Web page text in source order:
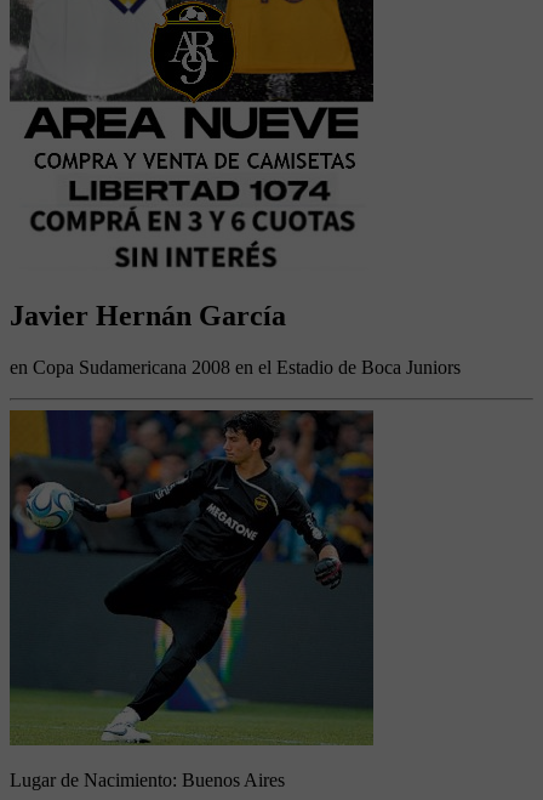
Javier Hernán García
en Copa Sudamericana 2008 en el Estadio de Boca Juniors
Lugar de Nacimiento: Buenos Aires